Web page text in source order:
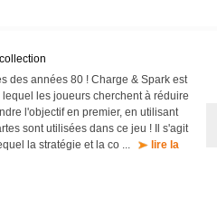
des années 80 ! Charge & Spark est
les joueurs cherchent à réduire
l'objectif en premier, en utilisant
sont utilisées dans ce jeu ! Il s'agit
la stratégie et la co ...
lire la